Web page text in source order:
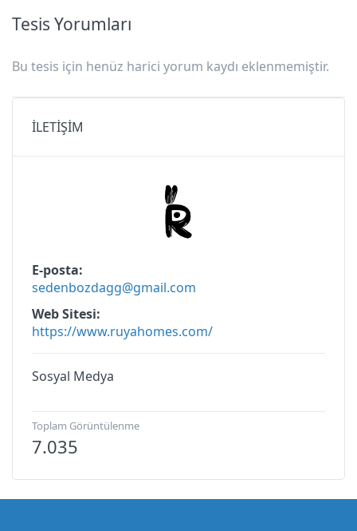
Tesis Yorumları
Bu tesis için henüz harici yorum kaydı eklenmemiştir.
İLETİŞİM
E-posta
sedenbozdagg@gmail.com
Web Sitesi
https://www.ruyahomes.com/
Sosyal Medya
Toplam Görüntülenme
7.035